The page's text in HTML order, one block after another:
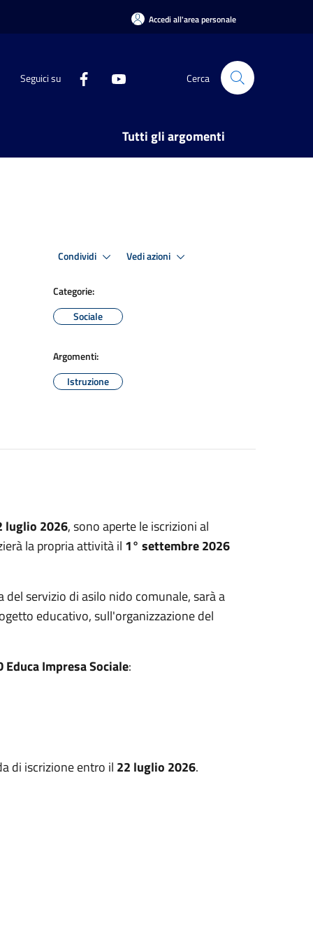
Accedi all'area personale
Seguici su Cerca
Tutti gli argomenti
Condividi Vedi azioni
Categorie:
Sociale
Argomenti:
Istruzione
luglio 2026, sono aperte le iscrizioni al
la propria attività il 1° settembre 2026
del servizio di asilo nido comunale, sarà a
educativo, sull'organizzazione del
Educa Impresa Sociale:
di iscrizione entro il 22 luglio 2026.